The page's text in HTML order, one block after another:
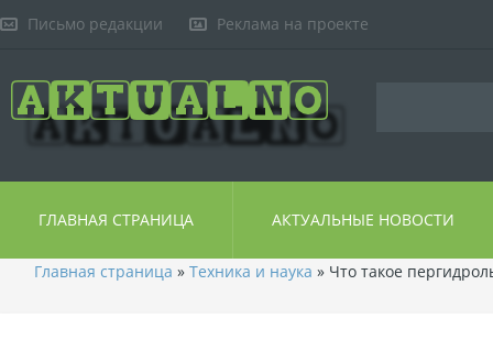
Письмо редакции Реклама на проекте
ГЛАВНАЯ СТРАНИЦА АКТУАЛЬНЫЕ НОВОСТИ
Главная страница » Техника и наука » Что такое